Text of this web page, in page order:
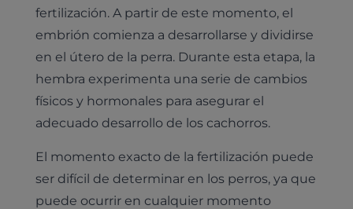
fertilización. A partir de este momento, el
embrión comienza a desarrollarse y dividirse
en el útero de la perra. Durante esta etapa, la
hembra experimenta una serie de cambios
físicos y hormonales para asegurar el
adecuado desarrollo de los cachorros.
El momento exacto de la fertilización puede
ser difícil de determinar en los perros, ya que
puede ocurrir en cualquier momento